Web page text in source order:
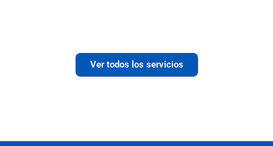
Ver todos los servicios